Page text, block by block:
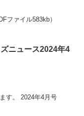
ファイル583kb）
ニュース2024年4
す。 2024年4月号